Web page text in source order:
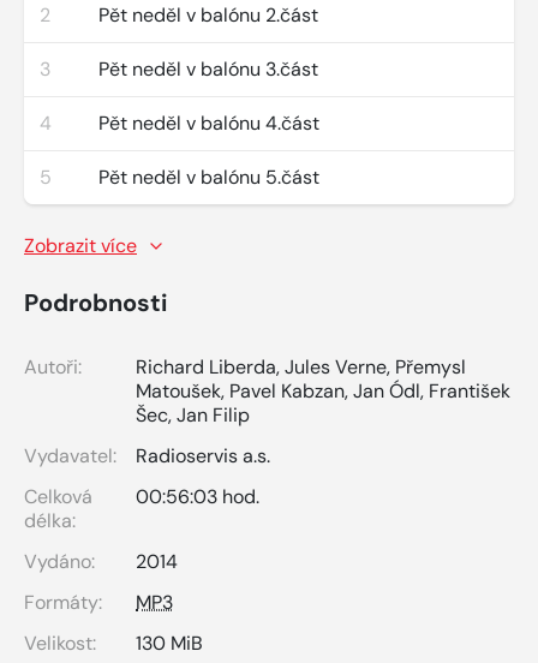
2 Pět neděl v balónu 2.část
3 Pět neděl v balónu 3.část
4 Pět neděl v balónu 4.část
5 Pět neděl v balónu 5.část
Zobrazit více
Podrobnosti
Autoři: Richard Liberda,Jules Verne, Přemysl
Matoušek, Pavel Kabzan,Jan Ódl, František
Šec,Jan Filip
Vydavatel:
Radioservis a.s.
Celková
délka:
00:56:03 hod.
Vydáno:
2014
Formáty:
MP3
Velikost:
130 MiB